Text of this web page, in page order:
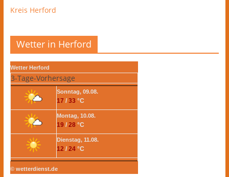
Kreis Herford
Wetter in Herford
Wetter Herford
3-Tage-Vorhersage
Sonntag, 09.08.
17 / 33 °C
Montag, 10.08.
19/ 28°C
Dienstag, 11.08.
12 / 24°C
© wetterdienst.de